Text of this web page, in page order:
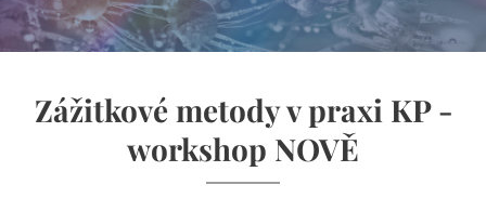
Zážitkové metody v praxi KP -
workshop NOVĚ